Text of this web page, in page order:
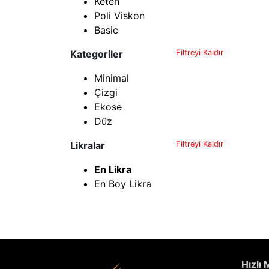
Poli Viskon
Basic
Kategoriler
Filtreyi Kaldır
Minimal
Çizgi
Ekose
Düz
Likralar
Filtreyi Kaldır
En Likra
En Boy Likra
Hızlı